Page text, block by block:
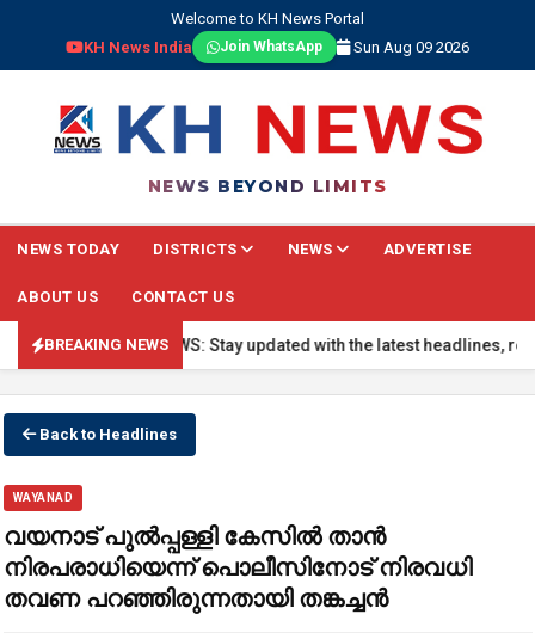
Welcome to KH News Portal
KH News India
Join WhatsApp Sun Aug 09 2026
NEWS BEYOND LIMITS
NEWS TODAY DISTRICTS NEWS ADVERTISE
ABOUT US CONTACT US
BREAKING NEWS
🔴 BREAKING NEWS: Stay updated with the latest headlines,
Back to Headlines
WAYANAD
വയനാട് പുൽപ്പള്ളി കേസിൽ താൻ
നിരപരാധിയെന്ന് പൊലീസിനോട് നിരവധി
തവണ പറഞ്ഞിരുന്നതായി തങ്കച്ചൻ